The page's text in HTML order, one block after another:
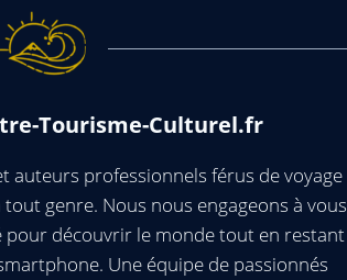
Tourisme-Culturel.fr
auteurs professionnels férus de voyage
genre. Nous nous engageons à vous
découvrir le monde tout en restant
Une équipe de passionnés